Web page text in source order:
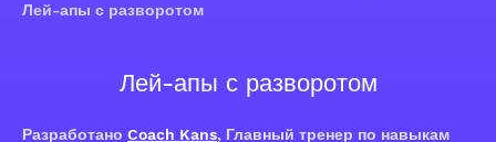
Лей-апы с разворотом
Лей-апы с разворотом
Разработано Coach Kans, Главный тренер по навыкам